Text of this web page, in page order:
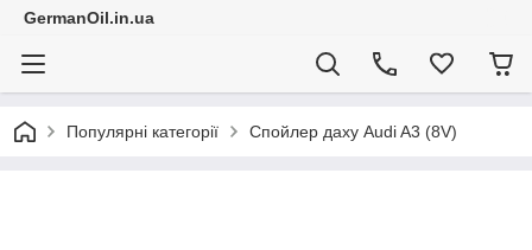
GermanOil.in.ua
Популярні категорії Спойлер даху Audi A3 (8V)